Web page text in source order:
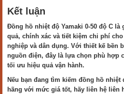
Kết luận
Đồng hồ nhiệt độ Yamaki 0-50 độ C
quả, chính xác và tiết kiệm chi phí
nghiệp và dân dụng. Với thiết kế bền
nguồn điện, đây là lựa chọn phù hợp
tối ưu hiệu quả vận hành.
Nếu bạn đang tìm kiếm đồng hồ nhiệt
hãng với mức giá tốt, hãy liên hệ liên